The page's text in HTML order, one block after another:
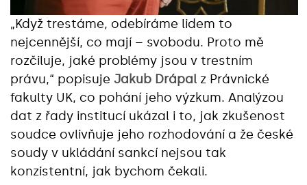
„Když trestáme, odebíráme lidem to
nejcennější, co mají – svobodu. Proto mě
rozčiluje, jaké problémy jsou v trestním
právu,“ popisuje Jakub Drápal z Právnické
fakulty UK, co pohání jeho výzkum. Analýzou
dat z řady institucí ukázal i to, jak zkušenost
soudce ovlivňuje jeho rozhodování a že české
soudy v ukládání sankcí nejsou tak
konzistentní, jak bychom čekali.